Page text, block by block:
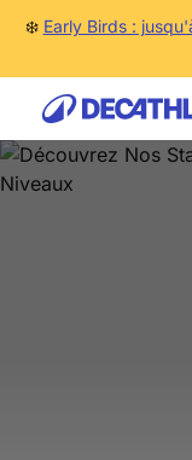
❄️ Early Birds :